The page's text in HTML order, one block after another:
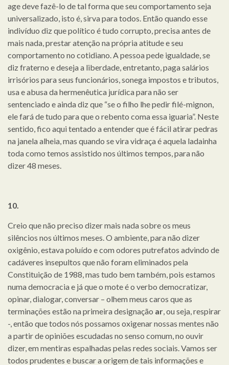
age deve fazê-lo de tal forma que seu comportamento seja
universalizado, isto é, sirva para todos. Então quando esse
indivíduo diz que político é tudo corrupto, precisa antes de
mais nada, prestar atenção na própria atitude e seu
comportamento no cotidiano. A pessoa pede igualdade, se
diz fraterno e deseja a liberdade, entretanto, paga salários
irrisórios para seus funcionários, sonega impostos e tributos,
usa e abusa da hermenêutica jurídica para não ser
sentenciado e ainda diz que “se o filho lhe pedir filé-mignon,
ele fará de tudo para que o rebento coma essa iguaria”. Neste
sentido, fico aqui tentado a entender que é fácil atirar pedras
na janela alheia, mas quando se vira vidraça é aquela ladainha
toda como temos assistido nos últimos tempos, para não
dizer 48 meses.
10.
Creio que não preciso dizer mais nada sobre os meus
silêncios nos últimos meses. O ambiente, para não dizer
oxigênio, estava poluído e com odores putrefatos advindo de
cadáveres insepultos que não foram eliminados pela
Constituição de 1988, mas tudo bem também, pois estamos
numa democracia e já que o mote é o verbo democratizar,
opinar, dialogar, conversar – olhem meus caros que as
terminações estão na primeira designação ar , ou seja, respirar
-, então que todos nós possamos oxigenar nossas mentes não
a partir de opiniões escudadas no senso comum, no ouvir
dizer, em mentiras espalhadas pelas redes sociais. Vamos ser
todos prudentes e buscar a origem de tais informações e